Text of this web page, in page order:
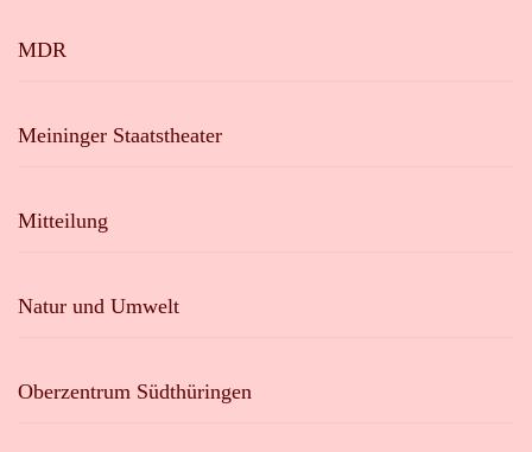
MDR
Meininger Staatstheater
Mitteilung
Natur und Umwelt
Oberzentrum Südthüringen